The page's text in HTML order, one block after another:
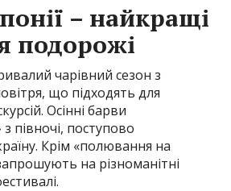
– найкращі
подорожі
чарівний сезон з
що підходять для
Осінні барви
півночі, поступово
Крім «полювання на
на різноманітні